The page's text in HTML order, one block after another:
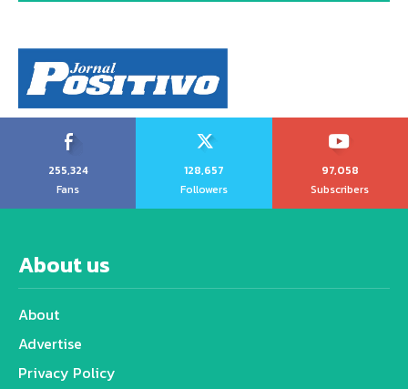
255,324
Fans
128,657
Followers
97,058
Subscribers
About us
About
Advertise
Privacy Policy